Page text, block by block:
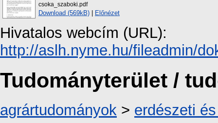
csoka_szaboki.pdf
Download (569kB) | Előnézet
Hivatalos webcím (URL):
http://aslh.nyme.hu/fileadmin/
Tudományterület /
agrártudományok > erdészeti